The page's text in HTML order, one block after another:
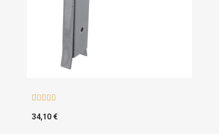
    
34,10 €